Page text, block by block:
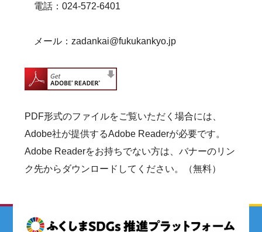
電話：024-572-6401
メール：zadankai@fukukankyo.jp
PDF形式のファイルをご覧いただく場合には、
Adobe社が提供するAdobe Readerが必要です。
Adobe Readerをお持ちでない方は、バナーのリン
ク先からダウンロードしてください。（無料）